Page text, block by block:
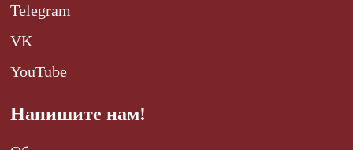
Telegram
VK
YouTube
Напишите нам!